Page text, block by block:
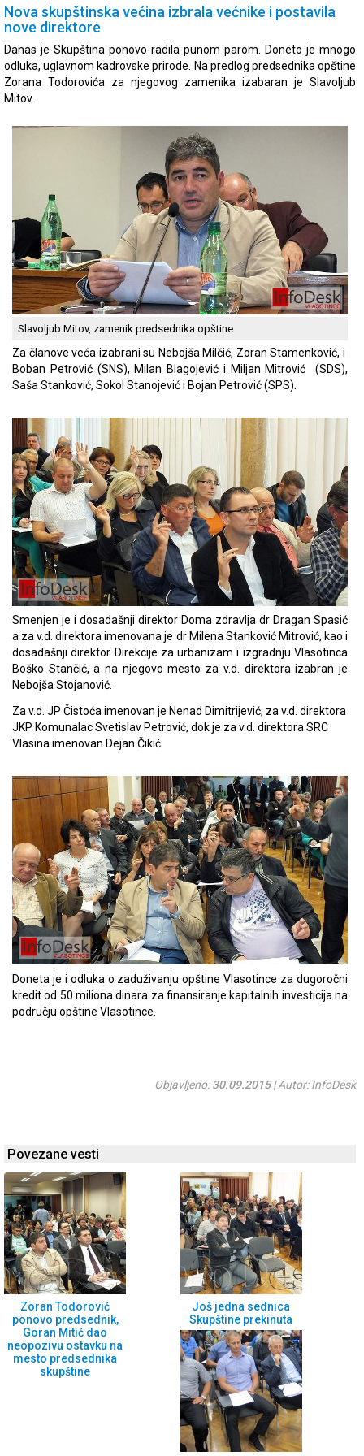
Nova skupštinska većina izbrala većnike i postavila
nove direktore
Danas je Skupština ponovo radila punom parom. Doneto je mnogo
odluka, uglavnom kadrovske prirode. Na predlog predsednika opštine
Zorana Todorovića za njegovog zamenika izabaran je Slavoljub
Mitov.
Slavoljub Mitov, zamenik predsednika opštine
Za članove veća izabrani su Nebojša Milčić, Zoran Stamenković, i
Boban Petrović (SNS), Milan Blagojević i Miljan Mitrović (SDS),
Saša Stanković, Sokol Stanojević i Bojan Petrović (SPS).
Smenjen je i dosadašnji direktor Doma zdravlja dr Dragan Spasić
a za v.d. direktora imenovana je dr Milena Stanković Mitrović, kao i
dosadašnji direktor Direkcije za urbanizam i izgradnju Vlasotinca
Boško Stančić, a na njegovo mesto za v.d. direktora izabran je
Nebojša Stojanović.
Za v.d. JP Čistoća imenovan je Nenad Dimitrijević, za v.d. direktora
JKP Komunalac Svetislav Petrović, dok je za v.d. direktora SRC
Vlasina imenovan Dejan Čikić.
Doneta je i odluka o zaduživanju opštine Vlasotince za dugoročni
kredit od 50 miliona dinara za finansiranje kapitalnih investicija na
području opštine Vlasotince.
Objavljeno:30.09.2015| Autor: InfoDesk
Povezane vesti
Zoran Todorović
ponovo predsednik,
Goran Mitić dao
neopozivu ostavku na
mesto predsednika
skupštine
Još jedna sednica
Skupštine prekinuta